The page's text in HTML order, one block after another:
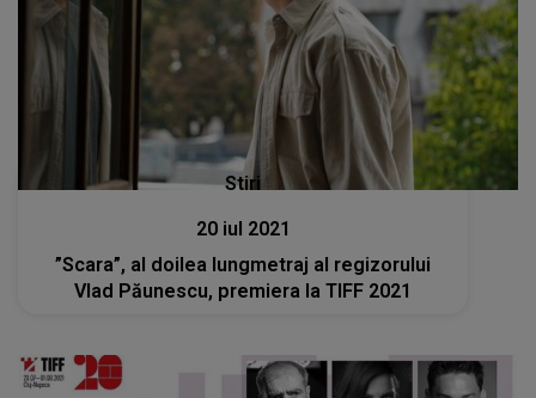
Stiri
20 iul 2021
”Scara”, al doilea lungmetraj al regizorului
Vlad Păunescu, premiera la TIFF 2021